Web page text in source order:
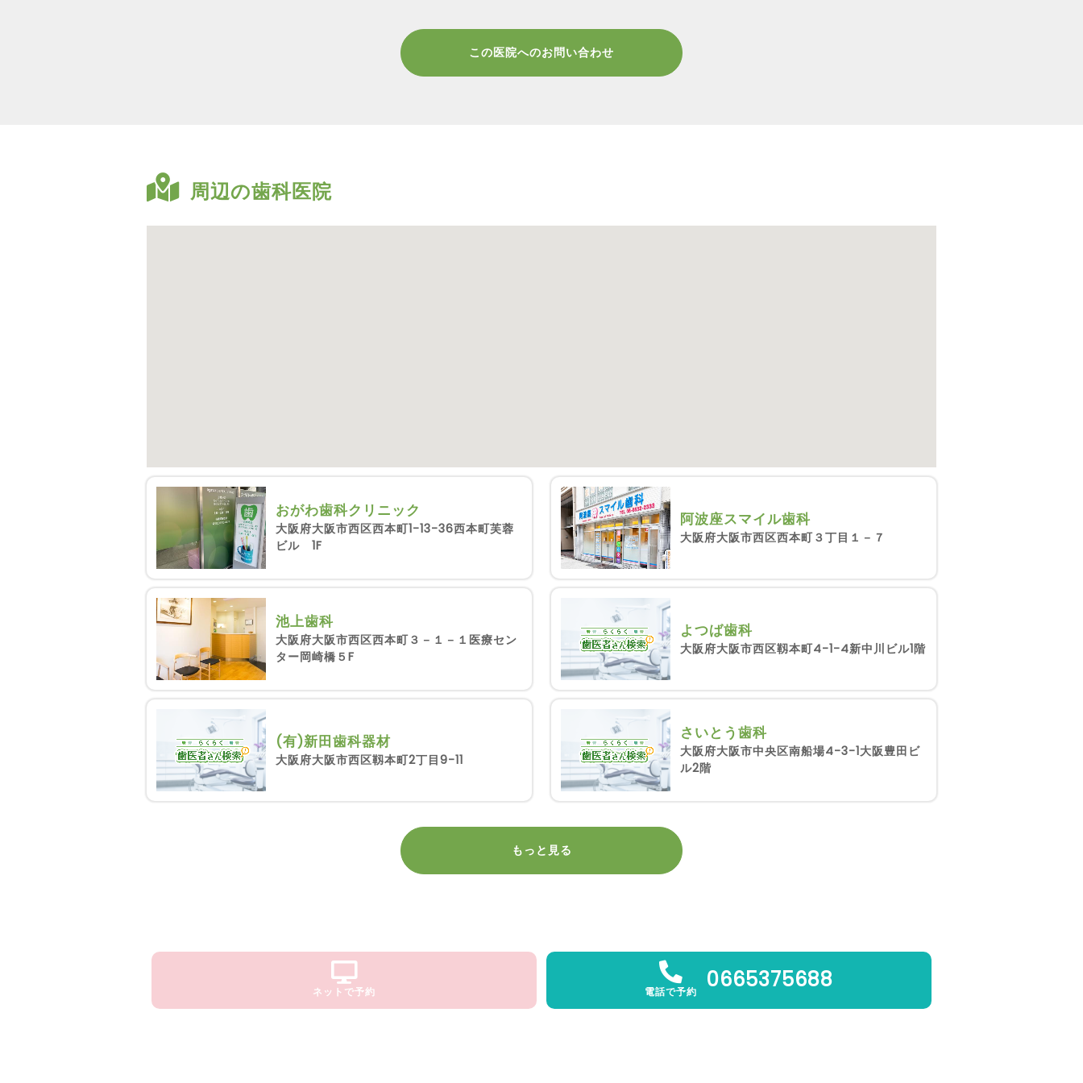
この医院へのお問い合わせ
周辺の歯科医院
おがわ歯科クリニック
大阪府大阪市西区西本町1-13-36西本町芙蓉
ビル 1F
池上歯科
大阪府大阪市西区西本町３－１－１医療セン
ター岡崎橋５F
(有)新田歯科器材
大阪府大阪市西区靱本町2丁目9-11
阿波座スマイル歯科
大阪府大阪市西区西本町３丁目１－７
よつば歯科
大阪府大阪市西区靱本町4-1-4新中川ビル1階
さいとう歯科
大阪府大阪市中央区南船場4-3-1大阪豊田ビ
ル2階
もっと見る
ネットで予約 電話で予約 0665375688